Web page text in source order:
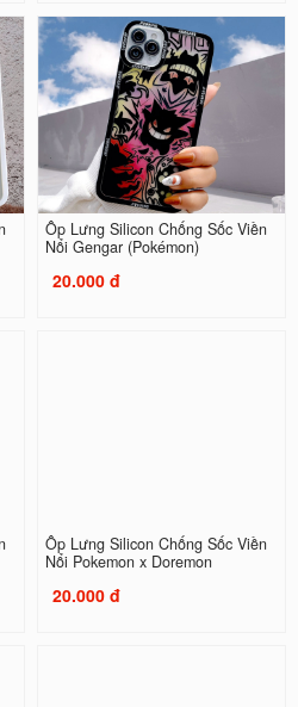
Ốp Lưng Silicon Chống Sốc Viền
Nổi Gengar (Pokémon)
20.000 đ
Ốp Lưng Silicon Chống Sốc Viền
Nổi Pokemon x Doremon
20.000 đ